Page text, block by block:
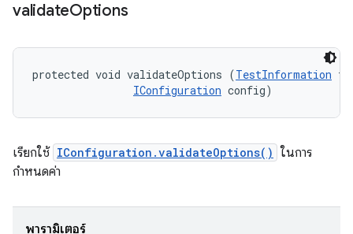
validateOptions
protected void validateOptions (TestInformation
IConfiguration config)
เรียกใช้ IConfiguration.validateOptions() ในการ
กำหนดค่า
พารามิเตอร์